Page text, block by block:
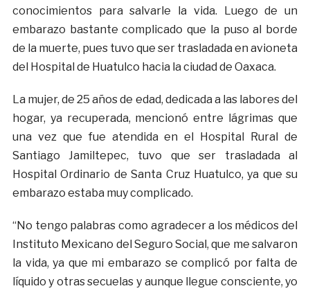
conocimientos para salvarle la vida. Luego de un
embarazo bastante complicado que la puso al borde
de la muerte, pues tuvo que ser trasladada en avioneta
del Hospital de Huatulco hacia la ciudad de Oaxaca.
La mujer, de 25 años de edad, dedicada a las labores del
hogar, ya recuperada, mencionó entre lágrimas que
una vez que fue atendida en el Hospital Rural de
Santiago Jamiltepec, tuvo que ser trasladada al
Hospital Ordinario de Santa Cruz Huatulco, ya que su
embarazo estaba muy complicado.
“No tengo palabras como agradecer a los médicos del
Instituto Mexicano del Seguro Social, que me salvaron
la vida, ya que mi embarazo se complicó por falta de
líquido y otras secuelas y aunque llegue consciente, yo